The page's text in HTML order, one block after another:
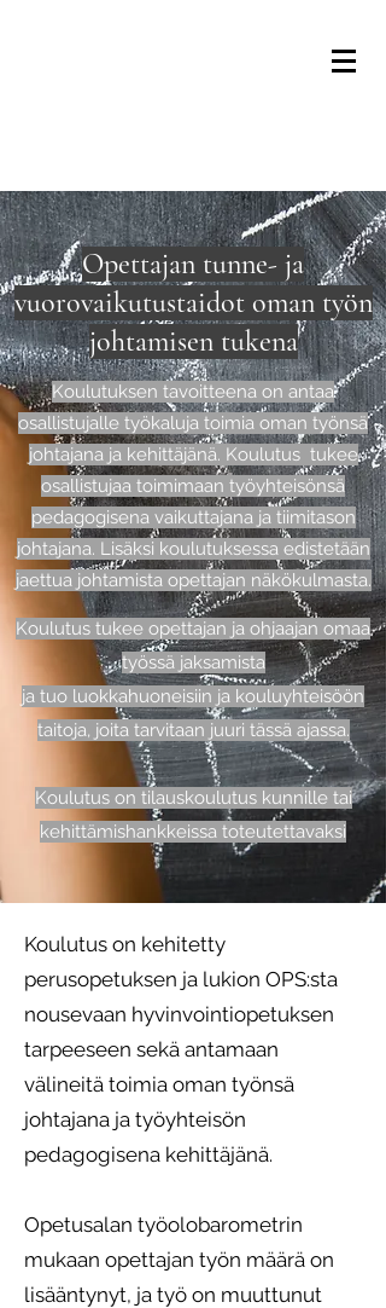
Opettajan tunne- ja
vuorovaikutustaidot oman työn
johtamisen tukena
Koulutuksen tavoitteena on antaa
osallistujalle työkaluja toimia oman työnsä
johtajana ja kehittäjänä. Koulutus tukee
osallistujaa toimimaan työyhteisönsä
pedagogisena vaikuttajana ja tiimitason
johtajana. Lisäksi koulutuksessa edistetään
jaettua johtamista opettajan näkökulmasta.
Koulutus tukee opettajan ja ohjaajan omaa
työssä jaksamista
ja tuo luokkahuoneisiin ja kouluyhteisöön
taitoja, joita tarvitaan juuri tässä ajassa.
Koulutus on tilauskoulutus kunnille tai
kehittämishankkeissa toteutettavaksi
Koulutus on kehitetty
perusopetuksen ja lukion OPS:sta
nousevaan hyvinvointiopetuksen
tarpeeseen sekä antamaan
välineitä toimia oman työnsä
johtajana ja työyhteisön
pedagogisena kehittäjänä.
Opetusalan työolobarometrin
mukaan opettajan työn määrä on
lisääntynyt, ja työ on muuttunut